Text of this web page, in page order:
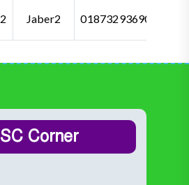
Jaber2 01873293690
Corner